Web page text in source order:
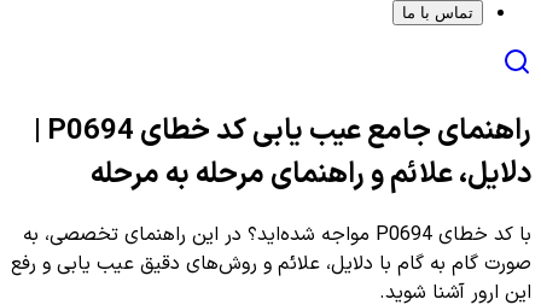
تماس با ما
راهنمای جامع عیب یابی کد خطای P0694 |
دلایل، علائم و راهنمای مرحله به مرحله
با کد خطای P0694 مواجه شده‌اید؟ در این راهنمای تخصصی، به
صورت گام به گام با دلایل، علائم و روش‌های دقیق عیب یابی و رفع
این ارور آشنا شوید.